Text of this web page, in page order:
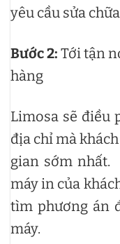
yêu cầu sửa
Bước 2: Tới tận
hàng
Limosa sẽ điều
địa chỉ mà
gian sớm nhất.
máy in của
tìm phương án
máy.